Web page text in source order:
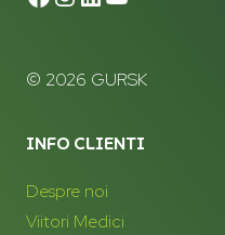
© 2026 GURSK
INFO CLIENTI
Despre noi
Viitori Medici